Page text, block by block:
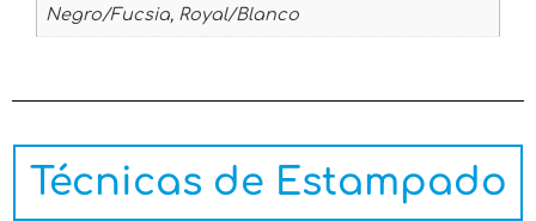
Negro/Fucsia, Royal/Blanco
Técnicas de Estampado